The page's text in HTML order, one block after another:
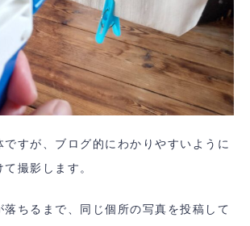
ですが、ブログ的にわかりやすいように
撮影します。
落ちるまで、同じ個所の写真を投稿して